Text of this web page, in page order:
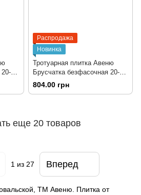
20-
Распродажа
Новинка
Тротуарная плитка Авеню
Брусчатка безфасочная 20-
10-6 графит
804.00 грн
еще 20 товаров
1из 27 Вперед
ТМ Авеню. Плитка от